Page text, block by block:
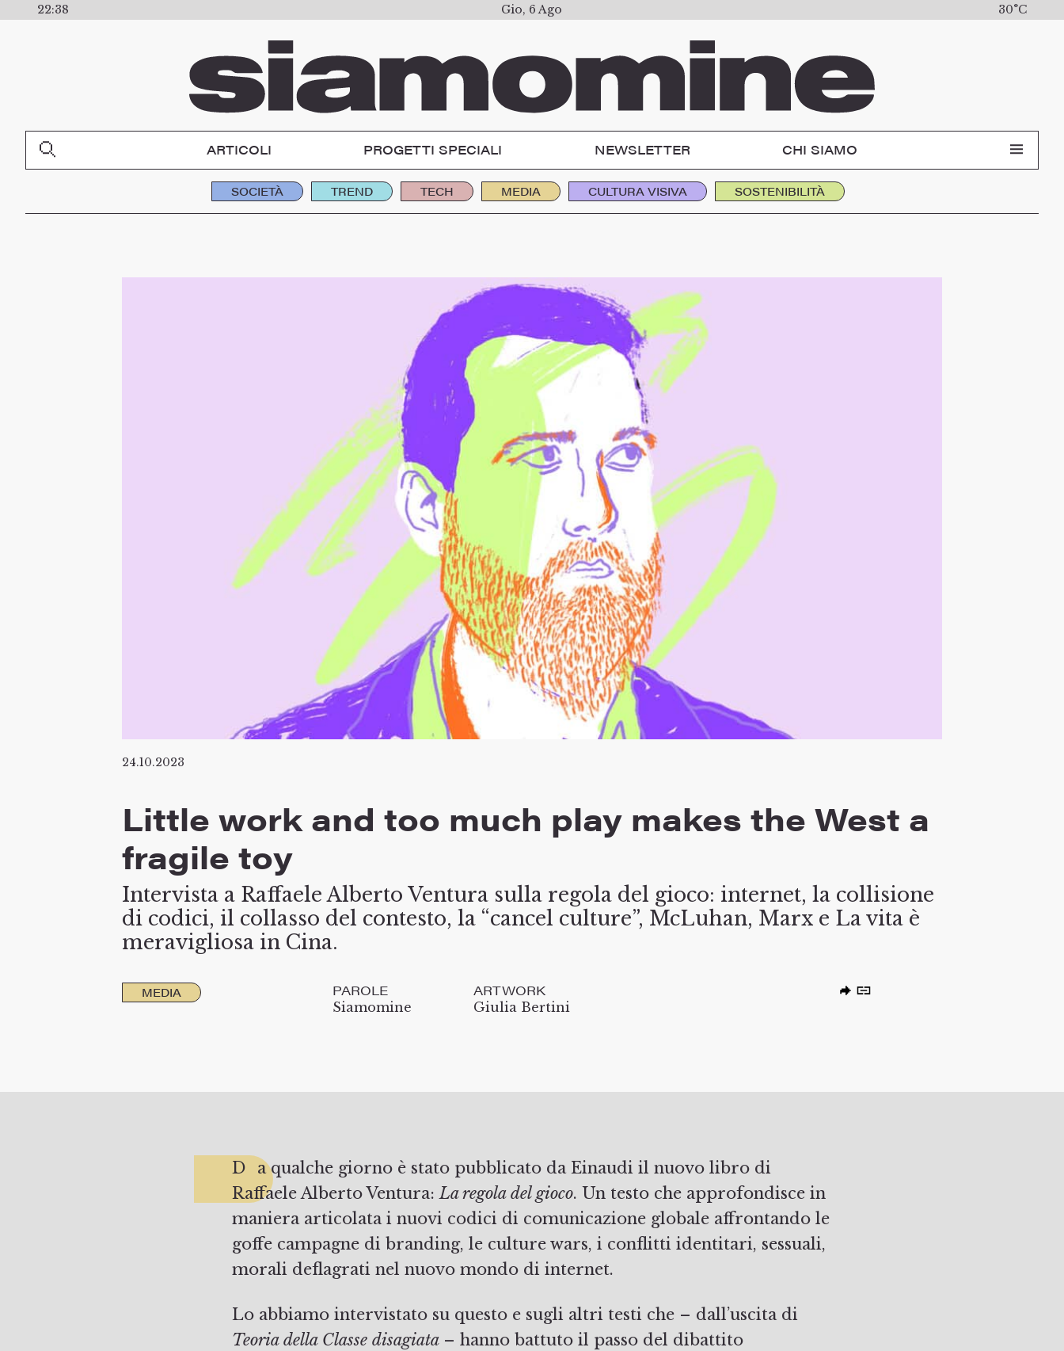
22:38 Gio, 6 Ago 30°C
ARTICOLI PROGETTI SPECIALI NEWSLETTER CHI SIAMO
SOCIETÀ TREND TECH MEDIA CULTURA VISIVA SOSTENIBILITÀ
24.10.2023
Little work and too much play makes the West a
fragile toy
Intervista a Raffaele Alberto Ventura sulla regola del gioco: internet, la collisione
di codici, il collasso del contesto, la “cancel culture”, McLuhan, Marx e La vita è
meravigliosa in Cina.
MEDIA PAROLE
Siamomine
ARTWORK
Giulia Bertini
Da qualche giorno è stato pubblicato da Einaudi il nuovo libro di
Raffaele Alberto Ventura:La regola del gioco. Un testo che approfondisce in
maniera articolata i nuovi codici di comunicazione globale affrontando le
goffe campagne di branding, le culture wars, i conflitti identitari, sessuali,
morali deflagrati nel nuovo mondo di internet.
Lo abbiamo intervistato su questo e sugli altri testi che – dall’uscita di
Teoria della Classe disagiata – hanno battuto il passo del dibattito